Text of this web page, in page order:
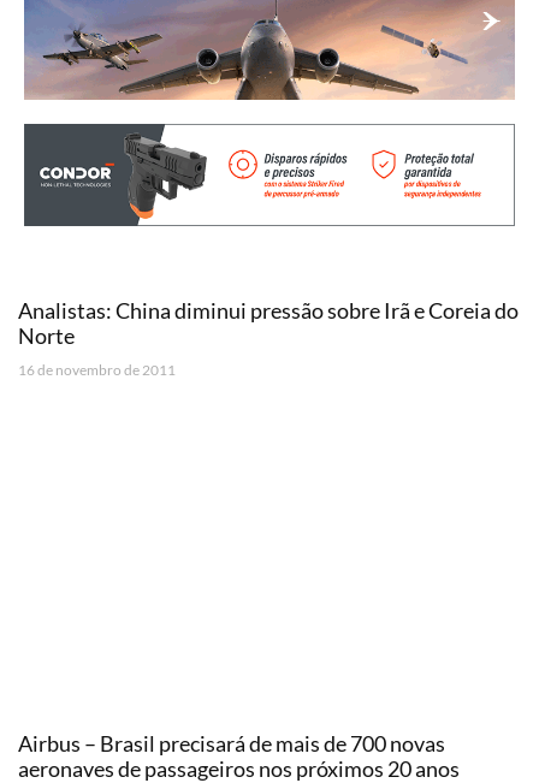
Analistas: China diminui pressão sobre Irã e Coreia do
Norte
16 de novembro de 2011
Airbus – Brasil precisará de mais de 700 novas
aeronaves de passageiros nos próximos 20 anos